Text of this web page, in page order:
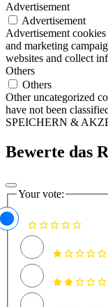
Advertisement
Advertisement
Advertisement
and marketing
websites and collect
Others
Others
Other uncategorized
have not been
SPEICHERN &
Bewerte das
Your vote: